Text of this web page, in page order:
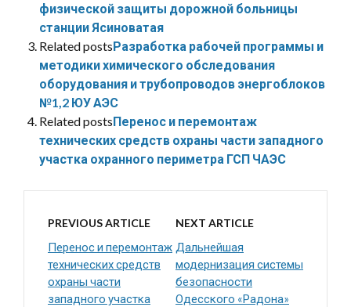
физической защиты дорожной больницы
станции Ясиноватая
Related postsРазработка рабочей программы и
методики химического обследования
оборудования и трубопроводов энергоблоков
№1,2 ЮУ АЭС
Related postsПеренос и перемонтаж
технических средств охраны части западного
участка охранного периметра ГСП ЧАЭС
PREVIOUS ARTICLE
Перенос и перемонтаж
технических средств
охраны части
западного участка
NEXT ARTICLE
Дальнейшая
модернизация системы
безопасности
Одесского «Радона»